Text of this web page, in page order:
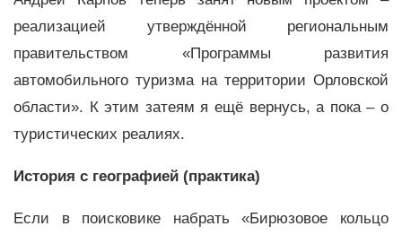
реализацией утверждённой региональным
правительством «Программы развития
автомобильного туризма на территории Орловской
области». К этим затеям я ещё вернусь, а пока – о
туристических реалиях.
История с географией (практика)
Если в поисковике набрать «Бирюзовое кольцо